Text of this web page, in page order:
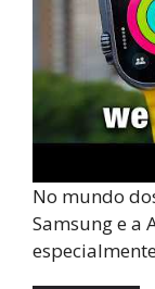
No mundo
Samsung e a